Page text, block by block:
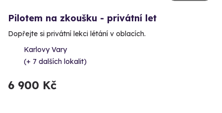
Pilotem na zkoušku - privátní let
Dopřejte si privátní lekci létání v oblacích.
Karlovy Vary
(+ 7 dalších lokalit)
6 900 Kč